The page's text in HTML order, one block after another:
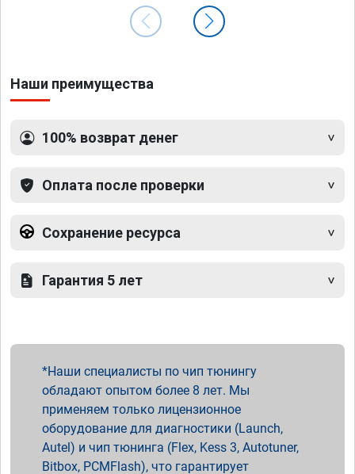
Наши преимущества
100% возврат денег
Оплата после проверки
Сохранение ресурса
Гарантия 5 лет
Наши специалисты по чип тюнингу
обладают опытом более 8 лет. Мы
применяем только лицензионное
оборудование для диагностики (Launch,
Autel) и чип тюнинга (Flex, Kess 3, Autotuner,
Bitbox, PCMFlash), что гарантирует